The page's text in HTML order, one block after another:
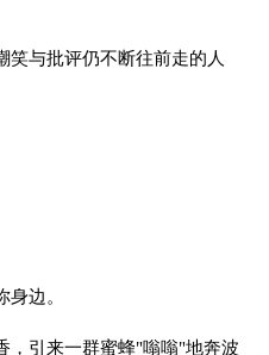
笑与批评仍不断往前走的人
边。
，引来一群蜜蜂"嗡嗡"地奔波